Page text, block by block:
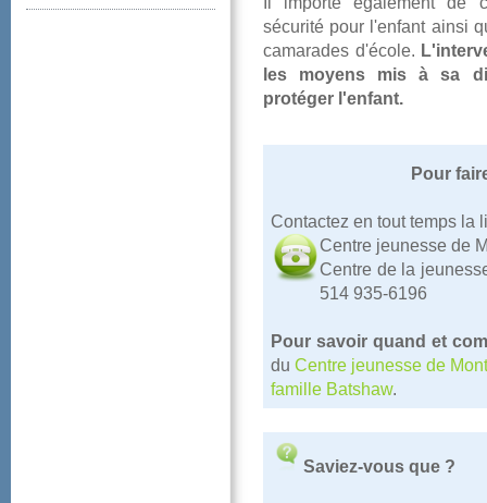
camaradesd'école.
protégerl'enfant.
514935-6196
du
familleBatshaw.
Saviez-vousque?